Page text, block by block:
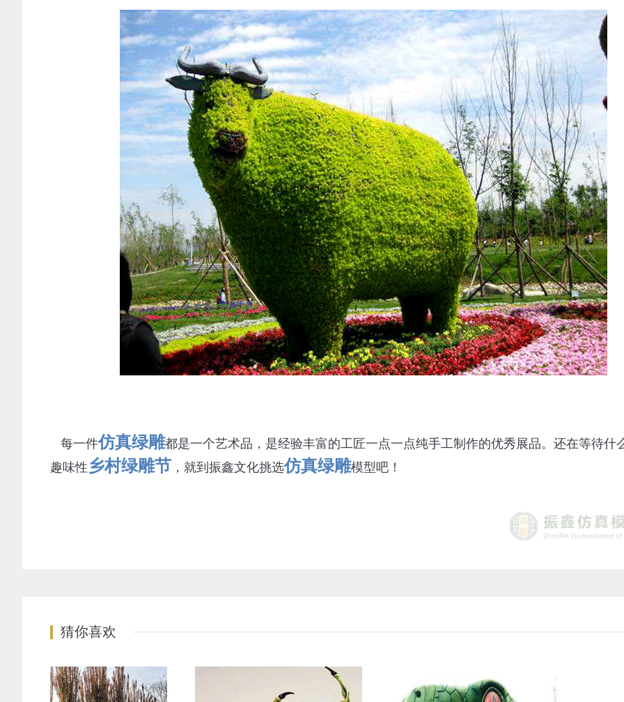
每一件仿真绿雕都是一个艺术品，是经验丰富的工匠一点一点纯手工制作的优秀展品。还在等待什
趣味性 乡村绿雕节 ，就到振鑫文化挑选仿真绿雕模型吧！
猜你喜欢